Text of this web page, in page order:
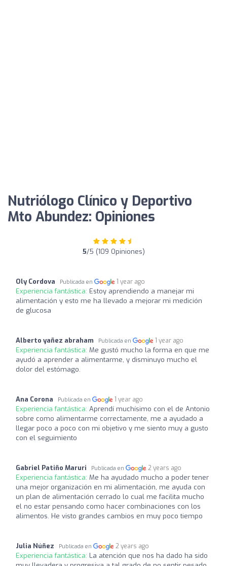
Nutriólogo Clínico y Deportivo
Mto Abundez: Opiniones
5/5 (109 Opiniones)
Oly Cordova Publicada en 1 year ago
Experiencia fantástica: Estoy aprendiendo a manejar mi
alimentación y esto me ha llevado a mejorar mi medición
de glucosa
Alberto yañez abraham Publicada en 1 year ago
Experiencia fantástica: Me gustó mucho la forma en que me
ayudó a aprender a alimentarme, y disminuyo mucho el
dolor del estómago.
Ana Corona Publicada en 1 year ago
Experiencia fantástica: Aprendí muchísimo con el de Antonio
sobre como alimentarme correctamente, me a ayudado a
llegar poco a poco con mi objetivo y me siento muy a gusto
con el seguimiento
Gabriel Patiño Maruri Publicada en 2 years ago
Experiencia fantástica: Me ha ayudado mucho a poder tener
una mejor organización en mi alimentación, me ayuda con
un plan de alimentación cerrado lo cual me facilita mucho
el no estar pensando como hacer combinaciones con los
alimentos. He visto grandes cambios en muy poco tiempo
Julia Núñez Publicada en 2 years ago
Experiencia fantástica: La atención que nos ha dado ha sido